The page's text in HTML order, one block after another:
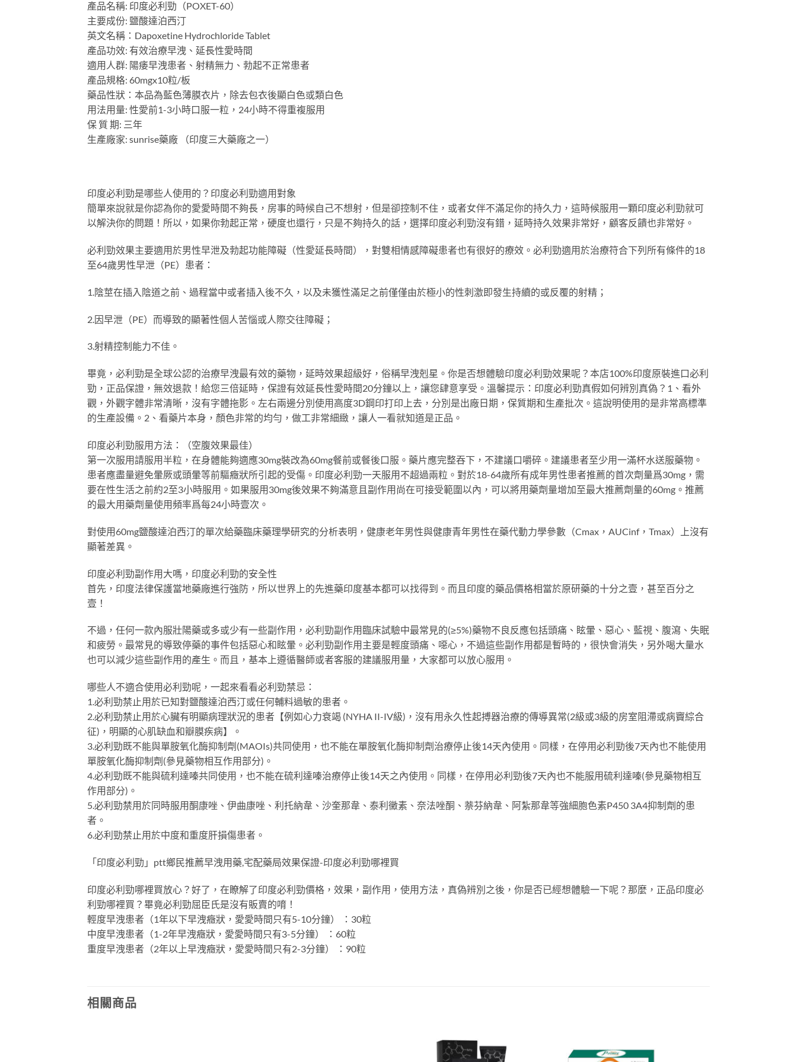
產品名稱: 印度必利勁（POXET-60）
主要成份: 鹽酸達泊西汀
英文名稱：Dapoxetine Hydrochloride Tablet
產品功效: 有效治療早洩、延長性愛時間
適用人群: 陽痿早洩患者、射精無力、勃起不正常患者
產品規格: 60mgx10粒/板
藥品性狀：本品為藍色薄膜衣片，除去包衣後顯白色或類白色
用法用量: 性愛前1-3小時口服一粒，24小時不得重複服用
保 質 期: 三年
生產廠家: sunrise藥廠 （印度三大藥廠之一）
印度必利勁是哪些人使用的？印度必利勁適用對象
簡單來說就是你認為你的愛愛時間不夠長，房事的時候自己不想射，但是卻控制不住，或者女伴不滿足你的持久力，這時候服用一顆印度必利勁就可
以解決你的問題！所以，如果你勃起正常，硬度也還行，只是不夠持久的話，選擇印度必利勁沒有錯，延時持久效果非常好，顧客反饋也非常好。
必利勁效果主要適用於男性早泄及勃起功能障礙（性愛延長時間），對雙相情感障礙患者也有很好的療效。必利勁適用於治療符合下列所有條件的18
至64歲男性早泄（PE）患者：
1.陰莖在插入陰道之前、過程當中或者插入後不久，以及未獲性滿足之前僅僅由於極小的性刺激即發生持續的或反覆的射精；
2.因早泄（PE）而導致的顯著性個人苦惱或人際交往障礙；
3.射精控制能力不佳。
畢竟，必利勁是全球公認的治療早洩最有效的藥物，延時效果超級好，俗稱早洩剋星。你是否想體驗印度必利勁效果呢？本店100%印度原裝進口必利
勁，正品保證，無效退款！給您三倍延時，保證有效延長性愛時間20分鐘以上，讓您肆意享受。溫馨提示：印度必利勁真假如何辨別真偽？1、看外
觀，外觀字體非常清晰，沒有字體拖影。左右兩邊分別使用高度3D鋼印打印上去，分別是出廠日期，保質期和生產批次。這說明使用的是非常高標準
的生產設備。2、看藥片本身，顏色非常的均勻，做工非常細緻，讓人一看就知道是正品。
印度必利勁服用方法：（空腹效果最佳）
第一次服用請服用半粒，在身體能夠適應30mg裝改為60mg餐前或餐後口服。藥片應完整吞下，不建議口嚼碎。建議患者至少用一滿杯水送服藥物。
患者應盡量避免暈厥或頭暈等前驅癥狀所引起的受傷。印度必利勁一天服用不超過兩粒。對於18-64歲所有成年男性患者推薦的首次劑量爲30mg，需
要在性生活之前約2至3小時服用。如果服用30mg後效果不夠滿意且副作用尚在可接受範圍以內，可以將用藥劑量增加至最大推薦劑量的60mg。推薦
的最大用藥劑量使用頻率爲每24小時壹次。
對使用60mg鹽酸達泊西汀的單次給藥臨床藥理學研究的分析表明，健康老年男性與健康青年男性在藥代動力學參數（Cmax，AUCinf，Tmax）上沒有
顯著差異。
印度必利勁副作用大嗎，印度必利勁的安全性
首先，印度法律保護當地藥廠進行強防，所以世界上的先進藥印度基本都可以找得到。而且印度的藥品價格相當於原研藥的十分之壹，甚至百分之
壹！
不過，任何一款內服壯陽藥或多或少有一些副作用，必利勁副作用臨床試驗中最常見的(≥5%)藥物不良反應包括頭痛、眩暈、惡心、藍視、腹瀉、失眠
和疲勞。最常見的導致停藥的事件包括惡心和眩暈。必利勁副作用主要是輕度頭痛、噁心，不過這些副作用都是暫時的，很快會消失，另外喝大量水
也可以減少這些副作用的產生。而且，基本上遵循醫師或者客服的建議服用量，大家都可以放心服用。
哪些人不適合使用必利勁呢，一起來看看必利勁禁忌：
1.必利勁禁止用於已知對鹽酸達泊西汀或任何輔料過敏的患者。
2.必利勁禁止用於心臟有明顯病理狀況的患者【例如心力衰竭 (NYHA II-IV級)，沒有用永久性起搏器治療的傳導異常(2級或3級的房室阻滯或病竇綜合
征)，明顯的心肌缺血和瓣膜疾病】。
3.必利勁既不能與單胺氧化酶抑制劑(MAOIs)共同使用，也不能在單胺氧化酶抑制劑治療停止後14天內使用。同樣，在停用必利勁後7天內也不能使用
單胺氧化酶抑制劑(參見藥物相互作用部分)。
4.必利勁既不能與硫利達嗪共同使用，也不能在硫利達嗪治療停止後14天之內使用。同樣，在停用必利勁後7天內也不能服用硫利達嗪(參見藥物相互
作用部分)。
5.必利勁禁用於同時服用酮康唑、伊曲康唑、利托納韋、沙奎那韋、泰利黴素、奈法唑酮、萘芬納韋、阿紮那韋等強細胞色素P450 3A4抑制劑的患
者。
6.必利勁禁止用於中度和重度肝損傷患者。
「印度必利勁」ptt鄉民推薦早洩用藥,宅配藥局效果保證-印度必利勁哪裡買
印度必利勁哪裡買放心？好了，在瞭解了印度必利勁價格，效果，副作用，使用方法，真偽辨別之後，你是否已經想體驗一下呢？那麼，正品印度必
利勁哪裡買？畢竟必利勁屈臣氏是沒有販賣的唷！
輕度早洩患者（1年以下早洩癥狀，愛愛時間只有5-10分鐘） ：30粒
中度早洩患者（1-2年早洩癥狀，愛愛時間只有3-5分鐘） ：60粒
重度早洩患者（2年以上早洩癥狀，愛愛時間只有2-3分鐘） ：90粒
相關商品